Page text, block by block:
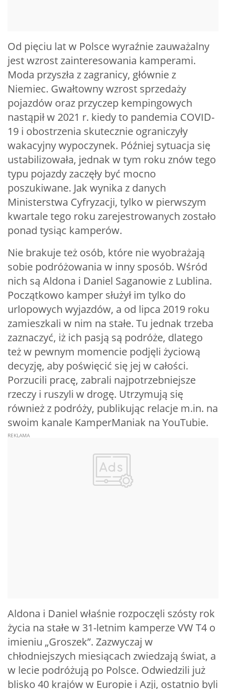
Od pięciu lat w Polsce wyraźnie zauważalny
jest wzrost zainteresowania kamperami.
Moda przyszła z zagranicy, głównie z
Niemiec. Gwałtowny wzrost sprzedaży
pojazdów oraz przyczep kempingowych
nastąpił w 2021 r. kiedy to pandemia COVID-
19 i obostrzenia skutecznie ograniczyły
wakacyjny wypoczynek. Później sytuacja się
ustabilizowała, jednak w tym roku znów tego
typu pojazdy zaczęły być mocno
poszukiwane. Jak wynika z danych
Ministerstwa Cyfryzacji, tylko w pierwszym
kwartale tego roku zarejestrowanych zostało
ponad tysiąc kamperów.
Nie brakuje też osób, które nie wyobrażają
sobie podróżowania w inny sposób. Wśród
nich są Aldona i Daniel Saganowie z Lublina.
Początkowo kamper służył im tylko do
urlopowych wyjazdów, a od lipca 2019 roku
zamieszkali w nim na stałe. Tu jednak trzeba
zaznaczyć, iż ich pasją są podróże, dlatego
też w pewnym momencie podjęli życiową
decyzję, aby poświęcić się jej w całości.
Porzucili pracę, zabrali najpotrzebniejsze
rzeczy i ruszyli w drogę. Utrzymują się
również z podróży, publikując relacje m.in. na
swoim kanale KamperManiak na YouTubie.
Aldona i Daniel właśnie rozpoczęli szósty rok
życia na stałe w 31-letnim kamperze VW T4 o
imieniu „Groszek”. Zazwyczaj w
chłodniejszych miesiącach zwiedzają świat, a
w lecie podróżują po Polsce. Odwiedzili już
blisko 40 krajów w Europie i Azji, ostatnio byli